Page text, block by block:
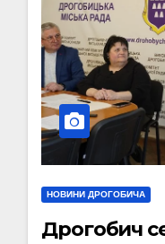
НОВИНИ ДРОГОБИЧА
Дрогобич